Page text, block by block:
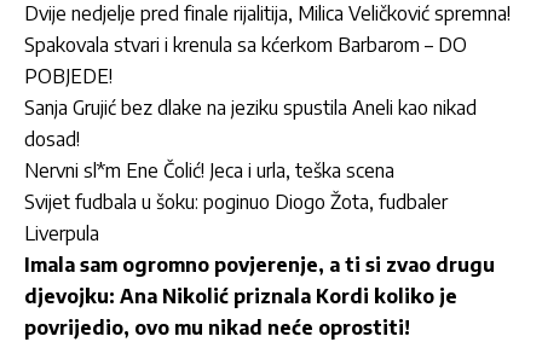
Dvije nedjelje pred finale rijalitija, Milica Veličković spremna!
Spakovala stvari i krenula sa kćerkom Barbarom – DO
POBJEDE!
Sanja Grujić bez dlake na jeziku spustila Aneli kao nikad
dosad!
Nervni sl*m Ene Čolić! Jeca i urla, teška scena
Svijet fudbala u šoku: poginuo Diogo Žota, fudbaler
Liverpula
Imala sam ogromno povjerenje, a ti si zvao drugu
djevojku: Ana Nikolić priznala Kordi koliko je
povrijedio, ovo mu nikad neće oprostiti!